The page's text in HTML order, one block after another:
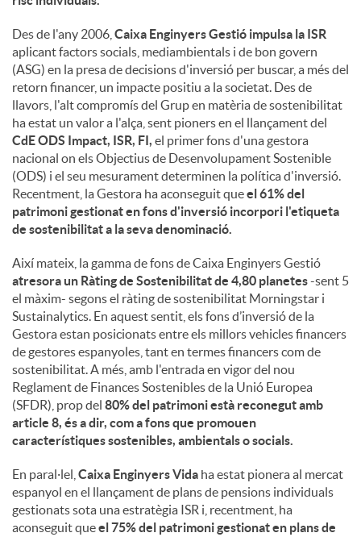
Des de l'any 2006, Caixa Enginyers Gestió impulsa la ISR
aplicant factors socials, mediambientals i de bon govern
(ASG) en la presa de decisions d'inversió per buscar, a més del
retorn financer, un impacte positiu a la societat. Des de
llavors, l'alt compromís del Grup en matèria de sostenibilitat
ha estat un valor a l'alça, sent pioners en el llançament del
CdE ODS Impact, ISR, FI, el primer fons d'una gestora
nacional on els Objectius de Desenvolupament Sostenible
(ODS) i el seu mesurament determinen la política d'inversió.
Recentment, la Gestora ha aconseguit queel 61% del
patrimoni gestionat en fons d'inversió incorpori l'etiqueta
de sostenibilitat a la seva denominació.
Així mateix, la gamma de fons de Caixa Enginyers Gestió
atresora un Ràting de Sostenibilitat de 4,80 planetes-sent 5
el màxim- segons el ràting de sostenibilitat Morningstar i
Sustainalytics. En aquest sentit, els fons d’inversió de la
Gestora estan posicionats entre els millors vehicles financers
de gestores espanyoles, tant en termes financers com de
sostenibilitat. A més, amb l'entrada en vigor del nou
Reglament de Finances Sostenibles de la Unió Europea
(SFDR), prop del 80% del patrimoni està reconegut amb
article 8, és a dir, com a fons que promouen
característiques sostenibles, ambientals o socials.
En paral·lel, Caixa Enginyers Vida ha estat pionera al mercat
espanyol en el llançament de plans de pensions individuals
gestionats sota una estratègia ISR i, recentment, ha
aconseguit queel 75% del patrimoni gestionat en plans de